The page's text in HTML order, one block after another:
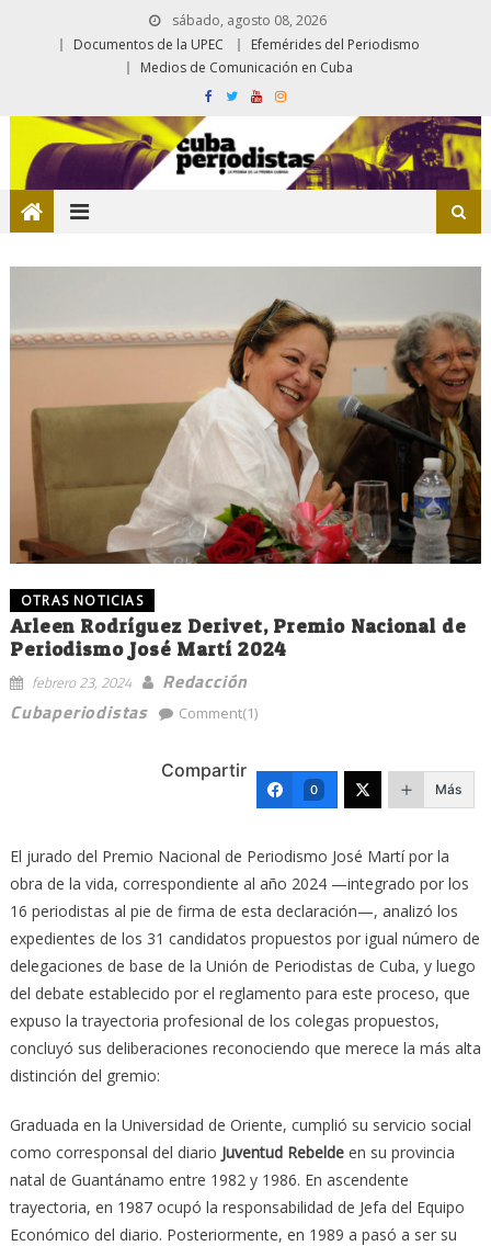
sábado, agosto 08, 2026
Documentos de la UPEC
Efemérides del Periodismo
Medios de Comunicación en Cuba
OTRAS NOTICIAS
Arleen Rodríguez Derivet, Premio Nacional de
Periodismo José Martí 2024
febrero 23, 2024
Redacción
Cubaperiodistas
Comment(1)
Compartir
0 Más
El jurado del Premio Nacional de Periodismo José Martí por la
obra de la vida, correspondiente al año 2024 —integrado por los
16 periodistas al pie de firma de esta declaración—, analizó los
expedientes de los 31 candidatos propuestos por igual número de
delegaciones de base de la Unión de Periodistas de Cuba, y luego
del debate establecido por el reglamento para este proceso, que
expuso la trayectoria profesional de los colegas propuestos,
concluyó sus deliberaciones reconociendo que merece la más alta
distinción del gremio:
Graduada en la Universidad de Oriente, cumplió su servicio social
como corresponsal del diario Juventud Rebeldeen su provincia
natal de Guantánamo entre 1982 y 1986. En ascendente
trayectoria, en 1987 ocupó la responsabilidad de Jefa del Equipo
Económico del diario. Posteriormente, en 1989 a pasó a ser su